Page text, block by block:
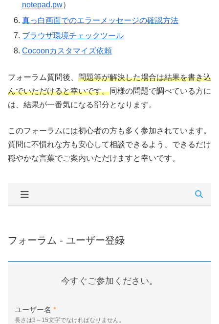
notepad.pw）
真っ白画面でのエラーメッセージの確認方法
ブラウザ環境チェックツール
Cocoonカスタマイズ依頼
フォーラム質問後、 問題等が解決した場合は結果を書き込
んでいただけると幸いです。同様の問題で調べている方に
は、結果が一番気になる部分となります。
このフォーラムには初心者の方も多く参加されています。
質問に不慣れな方も安心して相談できるよう、できるだけ
穏やかな言葉でご案内いただけますと幸いです。
フォーラム - ユーザー登録
今すぐご参加ください。
ユーザー名*
長さは3～15文字でなければなりません。